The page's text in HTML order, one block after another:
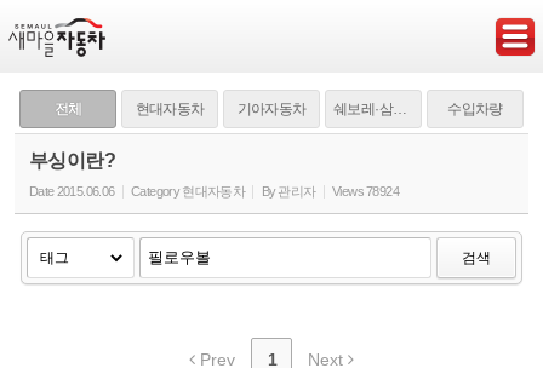
전체 현대자동차 기아자동차 쉐보레·삼성·쌍용 수입차량
부싱이란?
Date2015.06.06 Category 현대자동차 By 관리자 Views78924
검색
Prev 1 Next
Sketchbook5, 스케치북5
Sketchbook5, 스케치북5